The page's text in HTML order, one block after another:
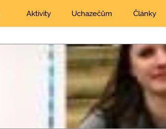
Aktivity Uchazečům Články